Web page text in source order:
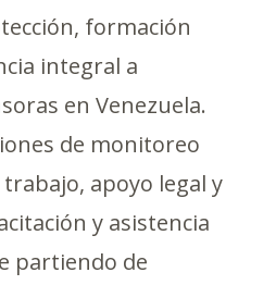
formación
integral a
en Venezuela.
de monitoreo
apoyo legal y
y asistencia
partiendo de